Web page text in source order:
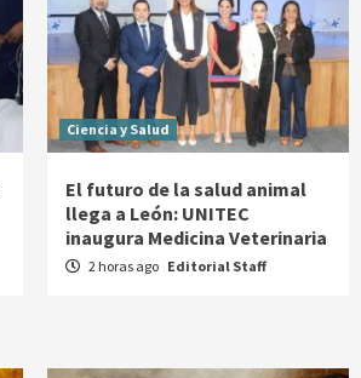
Ciencia y Salud
El futuro de la salud animal
llega a León: UNITEC
inaugura Medicina Veterinaria
2 horas ago Editorial Staff